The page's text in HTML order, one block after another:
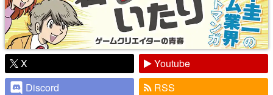
X
Youtube
Discord
RSS